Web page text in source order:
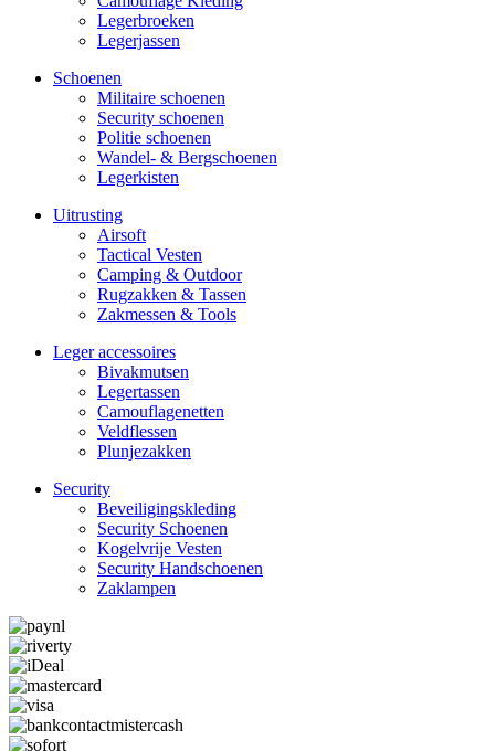
Legerbroeken
Legerjassen
Schoenen
Militaire schoe­nen
Security schoenen
Politie schoenen
Wandel- & Berg­­schoenen
Legerkisten
Uitrusting
Airsoft
Tactical Ves­ten
Camping & Outdoor
Rugzakken & Tassen
Zakmessen & Tools
Leger accessoires
Bivakmutsen
Legertassen
Camouflage­­netten
Veldflessen
Plunjezakken
Security
Beveiligings­­kleding
Security Schoenen
Kogelvrije Vesten
Security Hand­­schoenen
Zaklampen